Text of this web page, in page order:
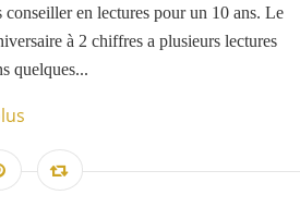
en lectures pour un 10 ans. Le
à 2 chiffres a plusieurs lectures
quelques...